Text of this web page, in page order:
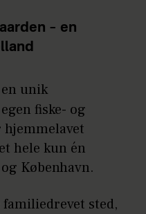
– en
unik
fiske- og
hjemmelavet
hele kun én
København.
sted,